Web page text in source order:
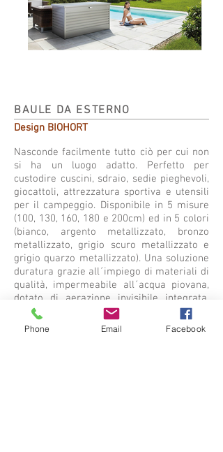
BAULE DA ESTERNO
Design BIOHORT
Nasconde facilmente tutto ciò per cui non
si ha un luogo adatto. Perfetto per
custodire cuscini, sdraio, sedie pieghevoli,
giocattoli, attrezzatura sportiva e utensili
per il campeggio. Disponibile in 5 misure
(100, 130, 160, 180 e 200cm) ed in 5 colori
(bianco, argento metallizzato, bronzo
metallizzato, grigio scuro metallizzato e
grigio quarzo metallizzato). Una soluzione
duratura grazie all´impiego di materiali di
qualità, impermeabile all´acqua piovana,
dotato di aerazione invisibile integrata,
doppia serratura a cilindro con maniglia
girevole e pratica apertura del coperchio
Phone Email Facebook